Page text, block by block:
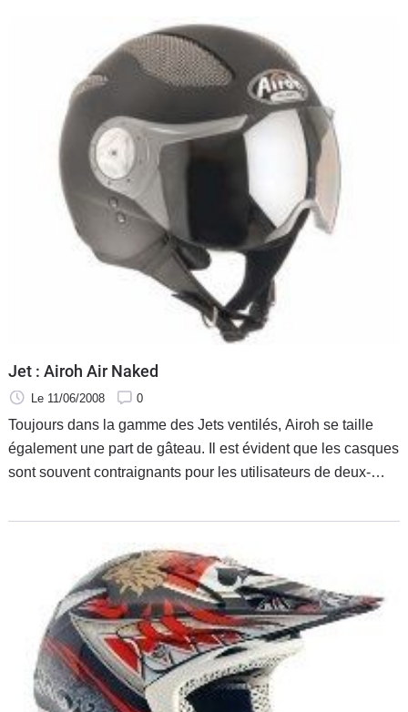
Jet : Airoh Air Naked
Le 11/06/2008 0
Toujours dans la gamme des Jets ventilés, Airoh se taille
également une part de gâteau. Il est évident que les casques
sont souvent contraignants pour les utilisateurs de deux-
lors de grosses chaleurs.